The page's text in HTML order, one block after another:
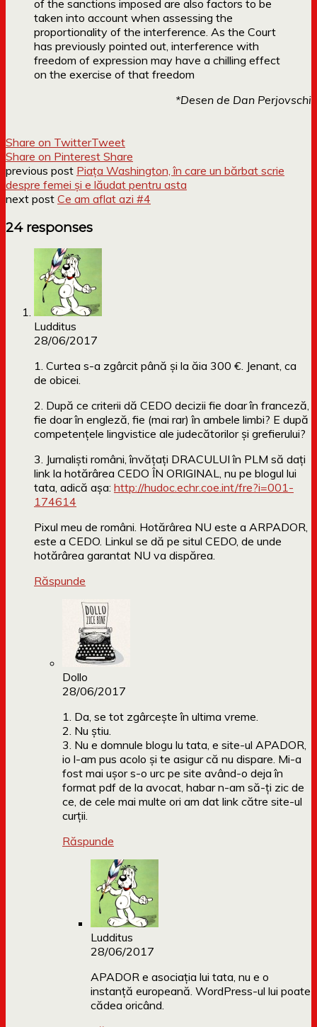
of the sanctions imposed are also factors to be
taken into account when assessing the
proportionality of the interference. As the Court
has previously pointed out, interference with
freedom of expression may have a chilling effect
on the exercise of that freedom
*Desen de Dan Perjovschi
Share on TwitterTweet
Share on Pinterest Share
previous post Piața Washington, în care un bărbat scrie
despre femei și e lăudat pentru asta
next post Ce am aflat azi #4
24 responses
Ludditus
28/06/2017
1. Curtea s-a zgârcit până și la ăia 300 €. Jenant, ca
de obicei.
2. După ce criterii dă CEDO decizii fie doar în franceză,
fie doar în engleză, fie (mai rar) în ambele limbi? E după
competențele lingvistice ale judecătorilor și grefierului?
3. Jurnaliști români, învățați DRACULUI în PLM să dați
link la hotărârea CEDO ÎN ORIGINAL, nu pe blogul lui
tata, adică așa: http://hudoc.echr.coe.int/fre?i=001-
174614
Pixul meu de români. Hotărârea NU este a ARPADOR,
este a CEDO. Linkul se dă pe situl CEDO, de unde
hotărârea garantat NU va dispărea.
Răspunde
Dollo
28/06/2017
1. Da, se tot zgârcește în ultima vreme.
2. Nu știu.
3. Nu e domnule blogu lu tata, e site-ul APADOR,
io l-am pus acolo și te asigur că nu dispare. Mi-a
fost mai ușor s-o urc pe site având-o deja în
format pdf de la avocat, habar n-am să-ți zic de
ce, de cele mai multe ori am dat link către site-ul
curții.
Răspunde
Ludditus
28/06/2017
APADOR e asociația lui tata, nu e o
instanță europeană. WordPress-ul lui poate
cădea oricând.